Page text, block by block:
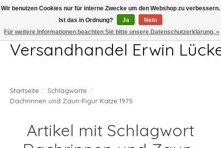
Telefon 04407 715872 MO-DO 7.00-17.00Uhr FR 7.00-13.00Uhr
Versandhandel Erwin
Startseite / Schlagworte /
Dachrinnen und Zaun-Figur Katze 1975
Artikel mit Schlagwort
Wir benutzen Cookies nur für interne Zwecke um den Webshop zu verbessern.
Ist das in Ordnung?
Ja
Nein
Für weitere Informationen beachten Sie bitte unsere Datenschutzerklärung. »